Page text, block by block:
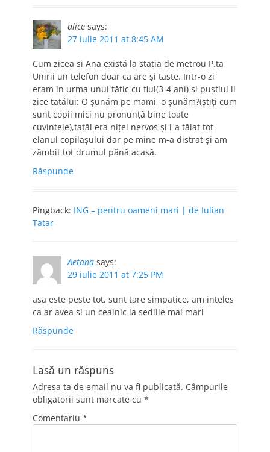
alice says:
27 iulie 2011 at 8:45 AM
Cum zicea si Ana există la statia de metrou P.ta
Unirii un telefon doar ca are și taste. Intr-o zi
eram in urma unui tătic cu fiul(3-4 ani) si puștiul ii
zice tatălui: O șunăm pe mami, o șunăm?(știți cum
sunt copii mici nu pronunță bine toate
cuvintele),tatăl era nițel nervos și i-a tăiat tot
elanul copilașului dar pe mine m-a distrat și am
zâmbit tot drumul până acasă.
Răspunde
Pingback: ING – pentru oameni mari | de Iulian
Tatar
Aetana says:
29 iulie 2011 at 7:25 PM
asa este peste tot, sunt tare simpatice, am inteles
ca ar avea si un ceainic la sediile mai mari
Răspunde
Lasă un răspuns
Adresa ta de email nu va fi publicată. Câmpurile
obligatorii sunt marcate cu *
Comentariu *